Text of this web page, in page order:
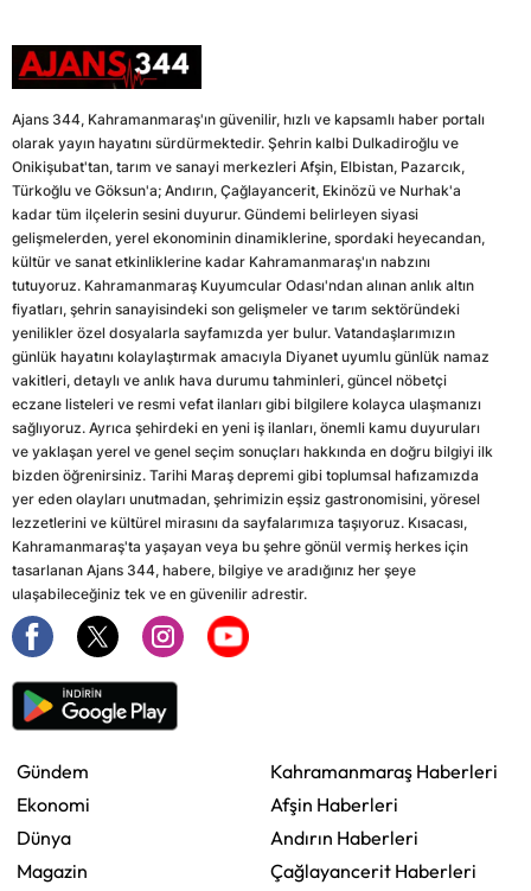
Ajans 344, Kahramanmaraş'ın güvenilir, hızlı ve kapsamlı haber portalı
olarak yayın hayatını sürdürmektedir. Şehrin kalbi Dulkadiroğlu ve
Onikişubat'tan, tarım ve sanayi merkezleri Afşin, Elbistan, Pazarcık,
Türkoğlu ve Göksun'a; Andırın, Çağlayancerit, Ekinözü ve Nurhak'a
kadar tüm ilçelerin sesini duyurur. Gündemi belirleyen siyasi
gelişmelerden, yerel ekonominin dinamiklerine, spordaki heyecandan,
kültür ve sanat etkinliklerine kadar Kahramanmaraş'ın nabzını
tutuyoruz. Kahramanmaraş Kuyumcular Odası'ndan alınan anlık altın
fiyatları, şehrin sanayisindeki son gelişmeler ve tarım sektöründeki
yenilikler özel dosyalarla sayfamızda yer bulur. Vatandaşlarımızın
günlük hayatını kolaylaştırmak amacıyla Diyanet uyumlu günlük namaz
vakitleri, detaylı ve anlık hava durumu tahminleri, güncel nöbetçi
eczane listeleri ve resmi vefat ilanları gibi bilgilere kolayca ulaşmanızı
sağlıyoruz. Ayrıca şehirdeki en yeni iş ilanları, önemli kamu duyuruları
ve yaklaşan yerel ve genel seçim sonuçları hakkında en doğru bilgiyi ilk
bizden öğrenirsiniz. Tarihi Maraş depremi gibi toplumsal hafızamızda
yer eden olayları unutmadan, şehrimizin eşsiz gastronomisini, yöresel
lezzetlerini ve kültürel mirasını da sayfalarımıza taşıyoruz. Kısacası,
Kahramanmaraş'ta yaşayan veya bu şehre gönül vermiş herkes için
tasarlanan Ajans 344, habere, bilgiye ve aradığınız her şeye
ulaşabileceğiniz tek ve en güvenilir adrestir.
Gündem
Ekonomi
Dünya
Magazin
Kahramanmaraş Haberleri
Afşin Haberleri
Andırın Haberleri
Çağlayancerit Haberleri